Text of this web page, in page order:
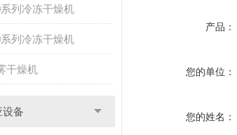
列冷冻干燥机
列冷冻干燥机
干燥机
设备
产品：
您的单位：
您的姓名：